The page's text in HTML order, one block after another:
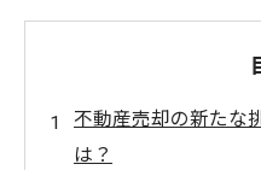
不動産売却の新たな
は？